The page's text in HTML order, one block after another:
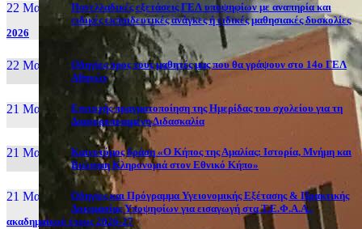
22 Μαι, 26
Πανελλαδικές εξετάσεις ΓΕΛ υποψηφίων με αναπηρία και
ειδικές εκπαιδευτικές ανάγκες ή ειδικές μαθησιακές δυσκολίες
2026
22 Μαι, 26
Οδηγίες προς τους μαθητές μας που θα γράψουν στο 14ο ΓΕΛ
Αθηνών
21 Μαι, 26
Επιτυχής πραγματοποίηση της Ημερίδας του σχολείου για τη
Διαφοροποιημένη Διδασκαλία
21 Μαι, 26
Καινοτόμος δράση «Ο Κήπος της Αμαλίας: Ιστορία, Μνήμη και
Βιώσιμη Κληρονομιά στον Εθνικό Κήπο»
21 Μαι, 26
Οδηγίες και Πρόγραμμα Υγειονομικής Εξέτασης & Πρακτικής
Δοκιμασίας Υποψηφίων για εισαγωγή στα Τ.Ε.Φ.Α.Α.,
ακαδημαϊκού έτους 2026-27